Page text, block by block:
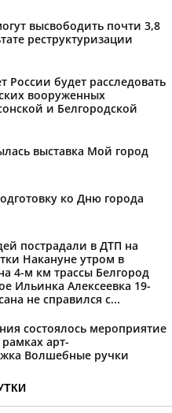
высвободить почти 3,8
реструктуризации
России будет расследовать
вооруженных
и Белгородской
выставка Мой город
ко Дню города
пострадали в ДТП на
Накануне утром в
4-м км трассы Белгород
Ильинка Алексеевка 19-
не справился с...
состоялось мероприятие
арт-
Волшебные ручки